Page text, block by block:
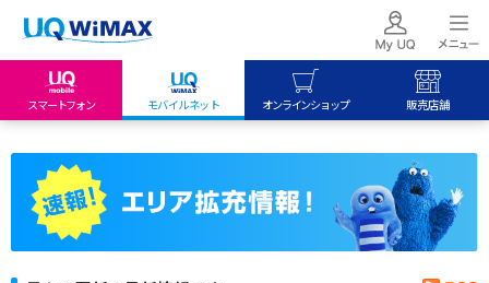
スマートフォン モバイルネット オンラインショップ 販売店舗
My UQ mobile
UQ WiMAX
UQ WiMAX